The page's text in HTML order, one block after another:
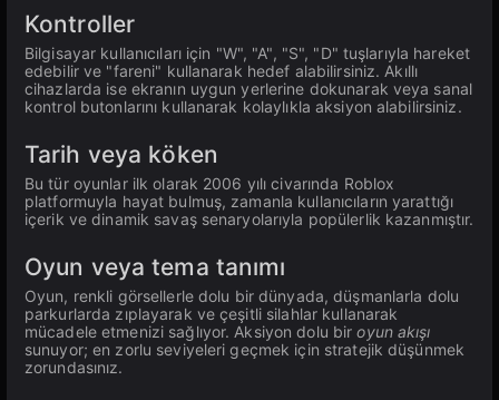
Kontroller
Bilgisayar kullanıcıları için "W", "A", "S", "D" tuşlarıyla hareket
edebilir ve "fareni" kullanarak hedef alabilirsiniz. Akıllı
cihazlarda ise ekranın uygun yerlerine dokunarak veya sanal
kontrol butonlarını kullanarak kolaylıkla aksiyon alabilirsiniz.
Tarih veya köken
Bu tür oyunlar ilk olarak 2006 yılı civarında Roblox
platformuyla hayat bulmuş, zamanla kullanıcıların yarattığı
içerik ve dinamik savaş senaryolarıyla popülerlik kazanmıştır.
Oyun veya tema tanımı
Oyun, renkli görsellerle dolu bir dünyada, düşmanlarla dolu
parkurlarda zıplayarak ve çeşitli silahlar kullanarak
mücadele etmenizi sağlıyor. Aksiyon dolu biroyun akışı
sunuyor; en zorlu seviyeleri geçmek için stratejik düşünmek
zorundasınız.